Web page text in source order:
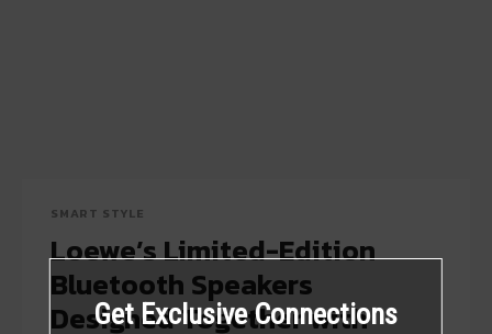
SMART STYLE
Loewe’s Limited-Edition
Bluetooth Speakers
Designed Together with
Get Exclusive Connections